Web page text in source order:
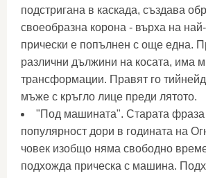
подстригана в каскада, създава
своеобразна корона - върха на
прически е попълнен с още една.
различни дължини на косата, има
трансформации. Правят го
мъже с кръгло лице преди лятото.
"Под машината". Старата фраза
популярност дори в годината на
човек изобщо няма свободно
подхожда прическа с машина.